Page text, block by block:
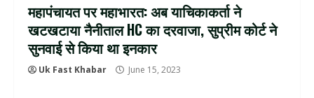
महापंचायत पर महाभारत: अब याचिकाकर्ता ने
खटखटाया नैनीताल HC का दरवाजा, सुप्रीम कोर्ट ने
सुनवाई से किया था इनकार
Uk Fast Khabar June 15, 2023